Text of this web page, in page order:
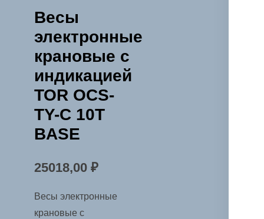
Весы
электронные
крановые с
индикацией
TOR OCS-
TY-С 10T
BASE
25018,00 ₽
Весы электронные
крановые с